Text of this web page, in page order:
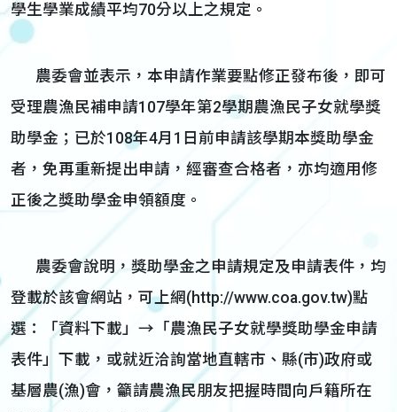
學生學業成績平均70分以上之規定。
農委會並表示，本申請作業要點修正發布後，即可
受理農漁民補申請107學年第2學期農漁民子女就學獎
助學金；已於108年4月1日前申請該學期本獎助學金
者，免再重新提出申請，經審查合格者，亦均適用修
正後之獎助學金申領額度。
農委會說明，獎助學金之申請規定及申請表件，均
登載於該會網站，可上網(http://www.coa.gov.tw)點
選：「資料下載」→「農漁民子女就學獎助學金申請
表件」下載，或就近洽詢當地直轄市、縣(市)政府或
基層農(漁)會，籲請農漁民朋友把握時間向戶籍所在